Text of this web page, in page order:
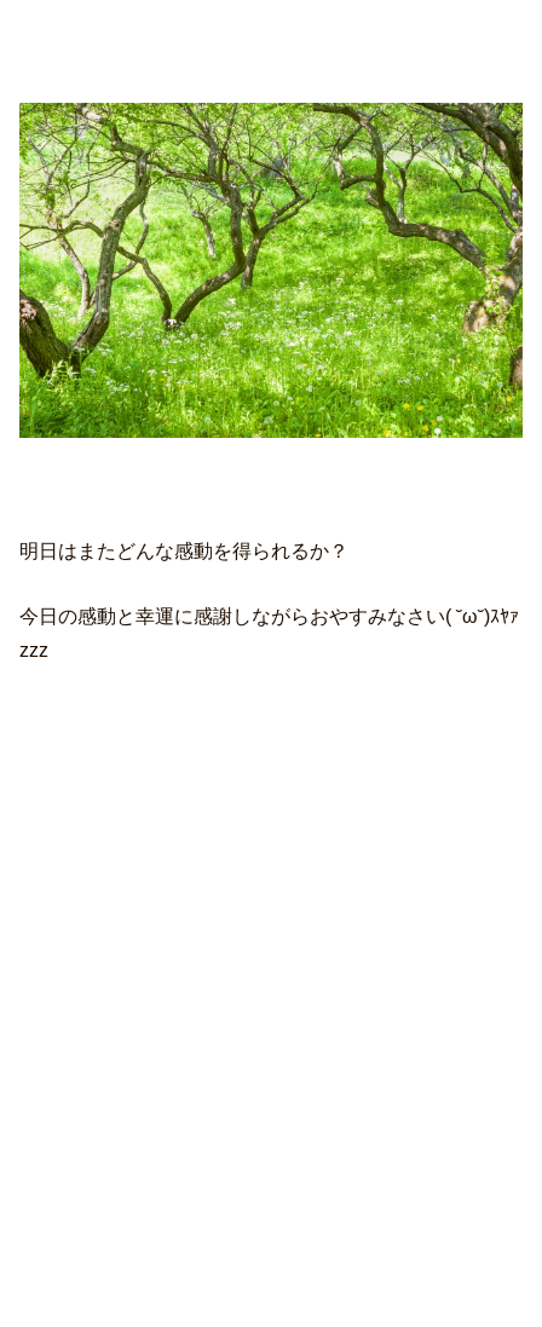
明日はまたどんな感動を得られるか？
今日の感動と幸運に感謝しながらおやすみなさい( ˘ω˘)ｽﾔｧ
zzz